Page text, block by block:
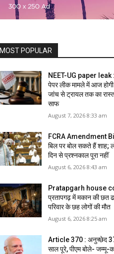
MOST POPULAR
NEET-UG paper leak
पेपर लीक मामले में आज होगी
जांच से ट्रायल तक का
साफ
August 7, 2026 8:33 am
FCRA Amendment
बिल पर बोल सकते हैं शाह;
दिन से प्रश्नकाल पूरा नहीं
August 6, 2026 8:43 am
Pratapgarh house
प्रतापगढ़ में मकान की छत
परिवार के छह लोगों की मौत
August 6, 2026 8:25 am
Article 370 : अनुच्छेद
साल पूरे, पीएम बोले- जम्मू-